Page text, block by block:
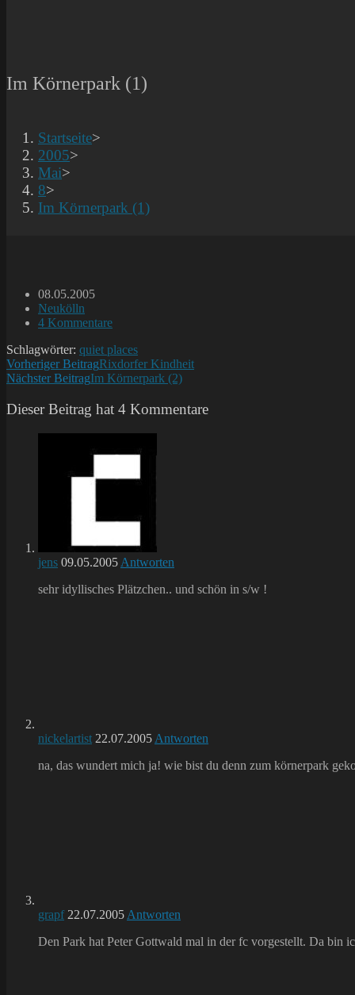
Im Körnerpark (1)
Startseite>
2005>
Mai>
8>
Im Körnerpark (1)
Beitrag
veröffentlicht:
08.05.2005
Beitrags-
Kategorie:
Neukölln
Beitrags-
4 Kommentare
Schlagwörter: quiet places
Weitere
Artikel
ansehen
Vorheriger BeitragRixdorfer Kindheit
Nächster BeitragIm Körnerpark (2)
Dieser Beitrag hat 4 Kommentare
jens 09.05.2005 Antworten
sehr idyllisches Plätzchen.. und schön in s/w !
nickelartist 22.07.2005 Antworten
na, das wundert mich ja! wie bist du denn zum körnerpark
grapf 22.07.2005 Antworten
Den Park hat Peter Gottwald mal in der fc vorgestellt. Da bin